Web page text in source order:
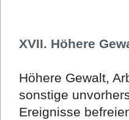
XVII. Höhere
Höhere Gewalt,
sonstige
Ereignisse